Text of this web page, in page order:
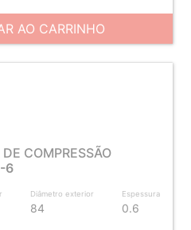
AO CARRINHO
COMPRESSÃO
6
Diâmetro exterior
84
Espessura
0.6